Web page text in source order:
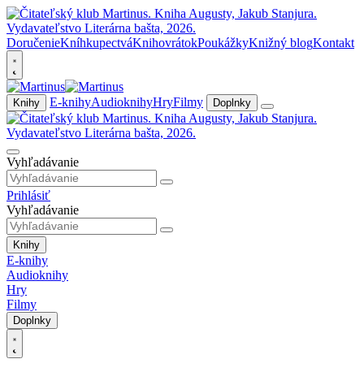
DoručenieKníhkupectváKnihovrátokPoukážkyKnižný blogKontakt
Knihy E-knihyAudioknihyHryFilmy Doplnky
Vyhľadávanie
Prihlásiť
Vyhľadávanie
Knihy
E-knihy
Audioknihy
Hry
Filmy
Doplnky